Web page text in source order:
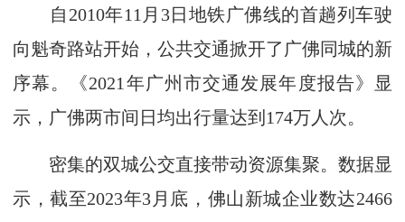
自2010年11月3日地铁广佛线的首趟列车驶
向魁奇路站开始，公共交通掀开了广佛同城的新
序幕。《2021年广州市交通发展年度报告》显
示，广佛两市间日均出行量达到174万人次。
密集的双城公交直接带动资源集聚。数据显
示，截至2023年3月底，佛山新城企业数达2466